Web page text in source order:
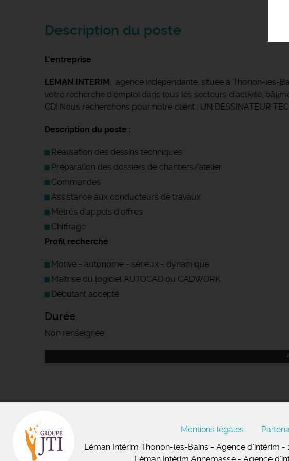
Description du poste
L'entreprise
LEMAN INTERIM, agence indépendante, située à Thonon-les-
votre recherche d'emploi dans tous les secteurs d'activité,
CDI.Nous recherchons pour notre client : UN DESSINATEUR
Description du poste :
Réalisation des dessins techniques
Préparation des dossiers de chantiers/atelier
Commandes
Assistance aux conducteurs de travaux
Métrés d'appels d'offres
Chiffrage
Profil recherché
Motivé - autonome - sérieux - dynamique
Maîtrise du logiciel AUTOCAD ou CADWORK
Débutant accepté
Durée
Non renseignée
Mentions légales
Léman Intérim Thonon-les-Bains - Agence d'intérim -